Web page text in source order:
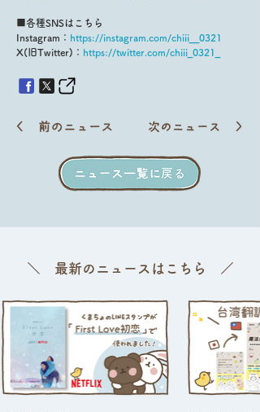
■各種SNSはこちら
Instagram： https://instagram.com/chiii__0321
X(旧Twitter)： https://twitter.com/chiii_0321_
＼ 最新のニュースはこちら ／